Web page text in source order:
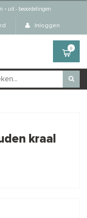
- uit -beoordelingen
Inloggen
0
kraal